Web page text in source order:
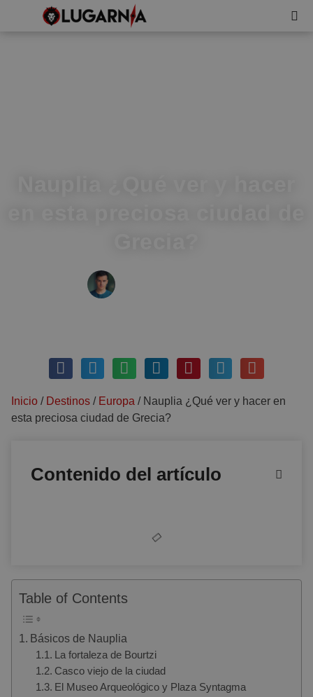
Inicio / Destinos / Europa / Nauplia ¿Qué ver y hacer en
esta preciosa ciudad de Grecia?
Contenido del artículo
Table of Contents
Básicos de Nauplia
La fortaleza de Bourtzi
Casco viejo de la ciudad
El Museo Arqueológico y Plaza Syntagma